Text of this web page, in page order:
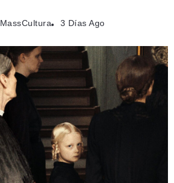
MassCultura 3 Días Ago